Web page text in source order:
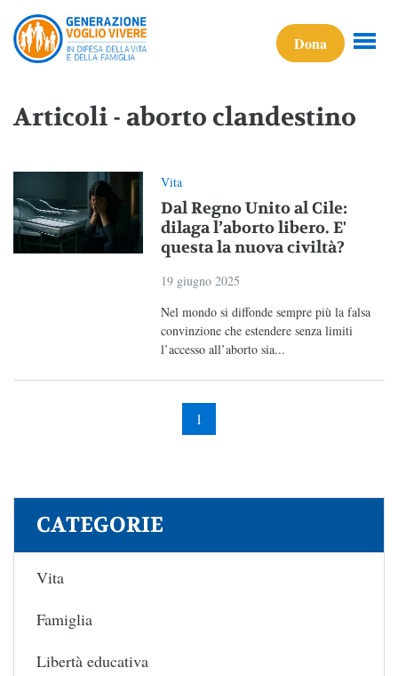
Dona
Articoli - aborto clandestino
Vita
Dal Regno Unito al Cile:
dilaga l’aborto libero. E'
questa la nuova civiltà?
19 giugno 2025
Nel mondo si diffonde sempre più la falsa
convinzione che estendere senza limiti
l’accesso all’aborto sia...
1
CATEGORIE
Vita
Famiglia
Libertà educativa